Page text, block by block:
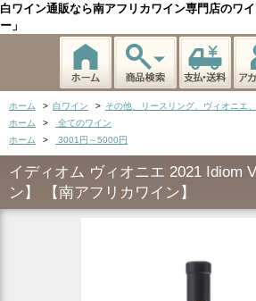
白ワイン通販なら南アフリカワイン専門店のワ
ー」
ホーム > 白ワイン > その他、リースリング、ヴィオニエ
ホーム
>
全てのワイン
ホーム
> 3001円～5000円
イディオム ヴィオニエ 2021 Idiom
ン】 【南アフリカワイン】